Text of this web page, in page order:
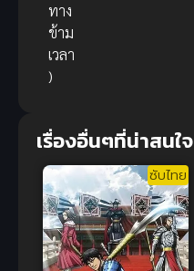
ทาง
ข้าม
เวลา
)
เรื่องอื่นๆที่น่าสนใจ
ซับไทย